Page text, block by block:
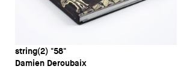
string(2) "58"
Damien Deroubaix